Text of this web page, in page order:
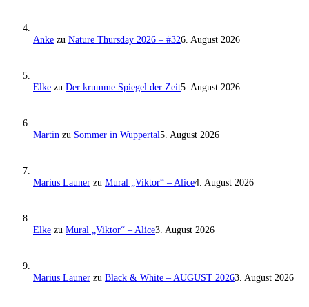
Anke zu Nature Thursday 2026 – #326. August 2026
Elke zu Der krumme Spiegel der Zeit5. August 2026
Martin zu Sommer in Wuppertal5. August 2026
Marius Launer zu Mural „Viktor“ – Alice4. August 2026
Elke zu Mural „Viktor“ – Alice3. August 2026
Marius Launer zu Black & White – AUGUST 20263. August 2026